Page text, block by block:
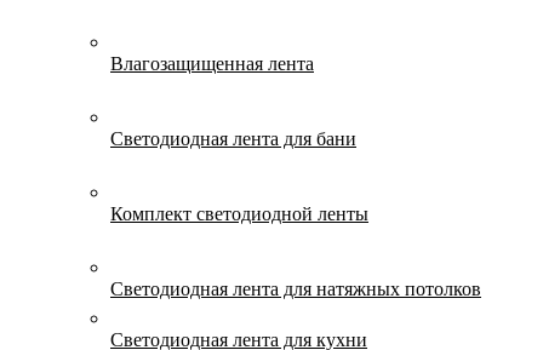
Влагозащищенная лента
Светодиодная лента для бани
Комплект светодиодной ленты
Светодиодная лента для натяжных потолков
Светодиодная лента для кухни